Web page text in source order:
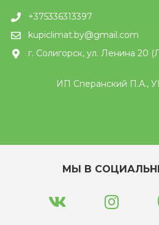
+375336313397
kupiclimat.by@gmail.com
г. Солигорск, ул. Ленина 20
ИП Сперанский П.А.,
МЫ В